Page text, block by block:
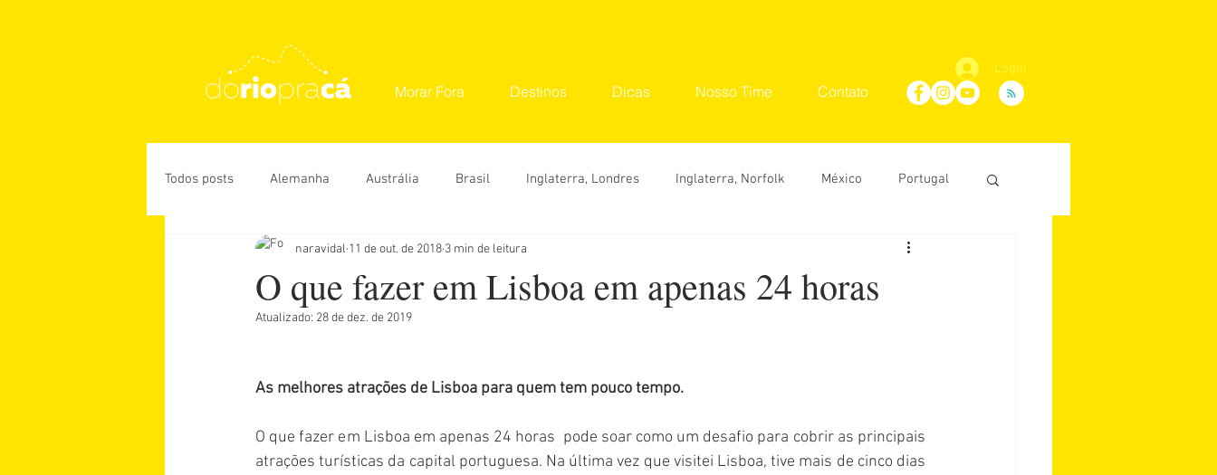
Morar Fora Destinos Dicas Nosso Time Contato
Login
Todos posts Alemanha Austrália Brasil Inglaterra, Londres Inglaterra, Norfolk México Portugal
Rio de Janeiro USA Destinos Seu Lugar
Daniela Paiva Guiga Soares
Úrsula Corona Vanessa Veiga Dicas O que fazer Onde ir
Argentina Áustria
O que fazer em Lisboa em apenas 24 horas
naravidal 11 de out. de 2018 3 min de leitura
Atualizado: 28 de dez. de 2019
As melhores atrações de Lisboa para quem tem pouco tempo.
O que fazer em Lisboa em apenas 24 horas  pode soar como um desafio para cobrir as principais
atrações turísticas da capital portuguesa. Na última vez que visitei Lisboa, tive mais de cinco dias